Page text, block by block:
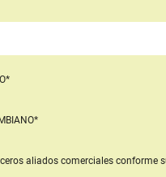
aliados comercialesconforme